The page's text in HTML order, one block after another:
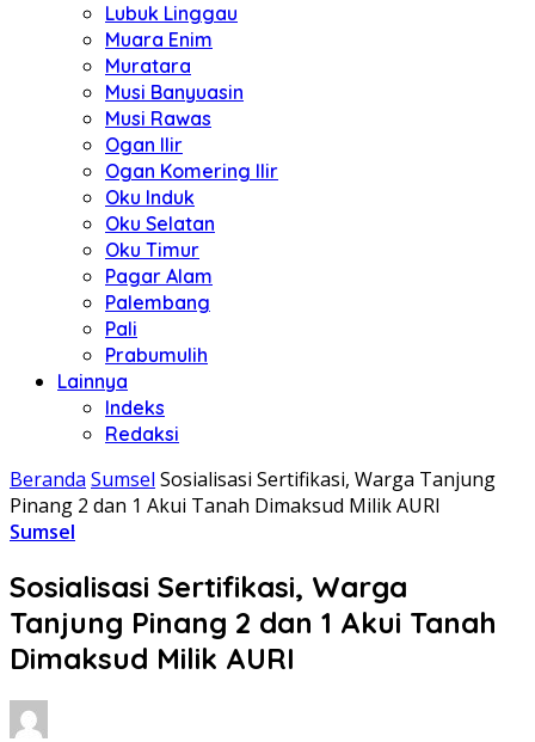
Lubuk Linggau
Muara Enim
Muratara
Musi Banyuasin
Musi Rawas
Ogan Ilir
Ogan Komering Ilir
Oku Induk
Oku Selatan
Oku Timur
Pagar Alam
Palembang
Pali
Prabumulih
Lainnya
Indeks
Redaksi
Beranda Sumsel Sosialisasi Sertifikasi, Warga Tanjung
Pinang 2 dan 1 Akui Tanah Dimaksud Milik AURI
Sumsel
Sosialisasi Sertifikasi, Warga
Tanjung Pinang 2 dan 1 Akui Tanah
Dimaksud Milik AURI